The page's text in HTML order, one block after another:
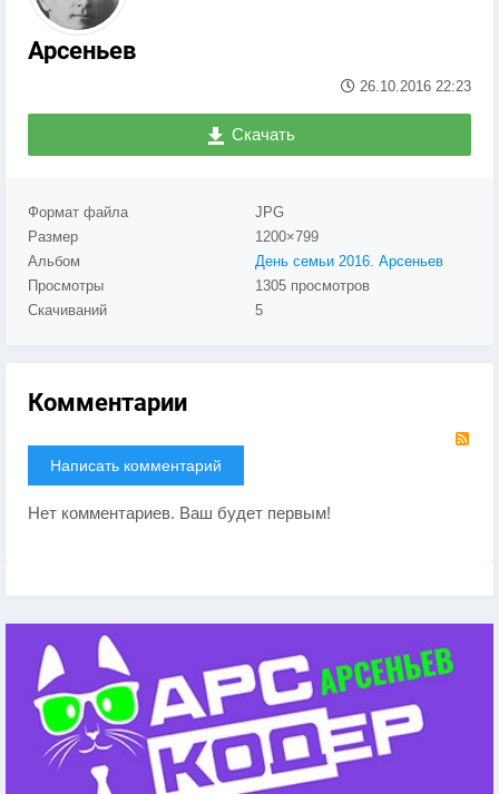
Арсеньев
26.10.2016 22:23
Скачать
Формат файла
JPG
Размер
1200×799
Альбом
День семьи 2016. Арсеньев
Просмотры
1305 просмотров
Скачиваний
5
Комментарии
Написать комментарий
Нет комментариев. Ваш будет первым!